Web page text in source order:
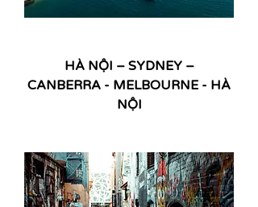
HÀ NỘI – SYDNEY –
CANBERRA - MELBOURNE - HÀ
NỘI